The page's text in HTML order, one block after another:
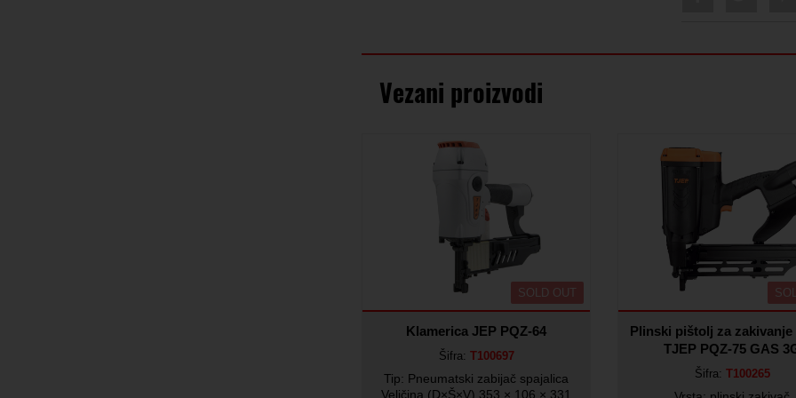
Vezani proizvodi
SOLD OUT
Klamerica JEP PQZ-64
Šifra: T100697
Tip: Pneumatski zabijač spajalica
Veličina (D×Š×V) 353 × 106 × 331
Plinski pištolj za zakivanje
TJEP PQZ-75 GAS
Šifra: T100265